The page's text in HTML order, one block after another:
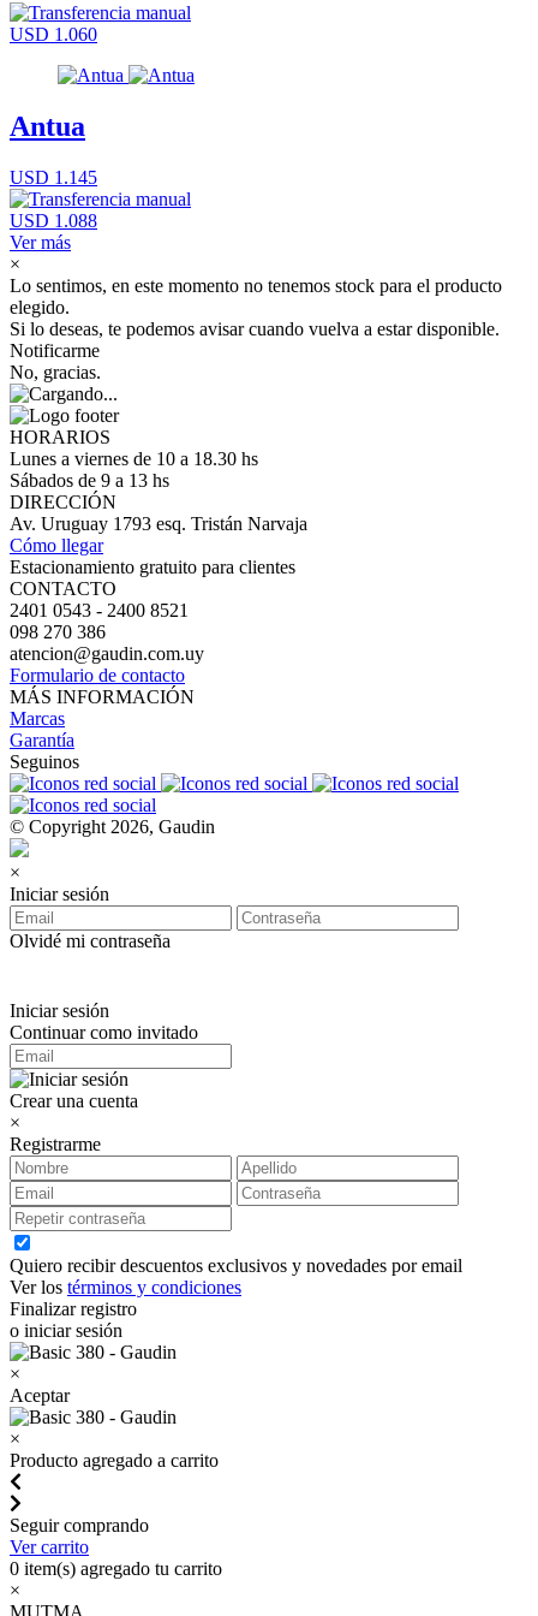
USD 1.060
Antua
USD 1.145
USD 1.088
Ver más
×
Lo sentimos, en este momento no tenemos stock para el producto
elegido.
Si lo deseas, te podemos avisar cuando vuelva a estar disponible.
Notificarme
No, gracias.
HORARIOS
Lunes a viernes de 10 a 18.30 hs
Sábados de 9 a 13 hs
DIRECCIÓN
Av. Uruguay 1793 esq. Tristán Narvaja
Cómo llegar
Estacionamiento gratuito para clientes
CONTACTO
2401 0543 - 2400 8521
098 270 386
atencion@gaudin.com.uy
Formulario de contacto
MÁS INFORMACIÓN
Marcas
Garantía
Seguinos
© Copyright 2026, Gaudin
×
Iniciar sesión
Olvidé mi contraseña
Iniciar sesión
Continuar como invitado
Crear una cuenta
×
Registrarme
Quiero recibir descuentos exclusivos y novedades por email
Ver los términos y condiciones
Finalizar registro
o iniciar sesión
×
Aceptar
×
Producto agregado a carrito
Seguir comprando
Ver carrito
0 item(s) agregado tu carrito
×
MUTMA